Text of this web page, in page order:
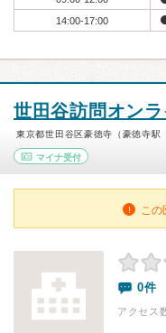
14:00-17:00
世田谷訪問オン
東京都世田谷区豪徳寺（豪徳寺駅
マイナ受付
この
0件
アクセス